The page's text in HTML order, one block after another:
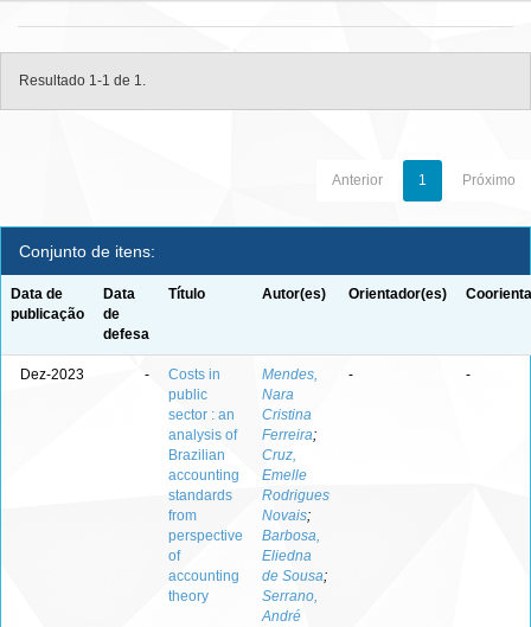
Resultado 1-1 de 1.
Anterior 1 Próximo
Conjunto de itens:
Data de
publicação
Data
de
defesa
Título Autor(es) Orientador(es)
Dez-2023 -
Costs in
public
sector : an
analysis of
Brazilian
accounting
standards
from
perspective
of
accounting
theory
Mendes,
Nara
Cristina
Ferreira;
Cruz,
Emelle
Rodrigues
Novais;
Barbosa,
Eliedna
de Sousa;
Serrano,
André
- -